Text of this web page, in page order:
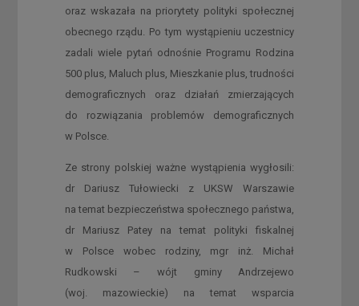
oraz wskazała na priorytety polityki społecznej
obecnego rządu. Po tym wystąpieniu uczestnicy
zadali wiele pytań odnośnie Programu Rodzina
500 plus, Maluch plus, Mieszkanie plus, trudności
demograficznych oraz działań zmierzających
do rozwiązania problemów demograficznych
w Polsce.
Ze strony polskiej ważne wystąpienia wygłosili:
dr Dariusz Tułowiecki z UKSW Warszawie
na temat bezpieczeństwa społecznego państwa,
dr Mariusz Patey na temat polityki fiskalnej
w Polsce wobec rodziny, mgr inż. Michał
Rudkowski – wójt gminy Andrzejewo
(woj. mazowieckie) na temat wsparcia